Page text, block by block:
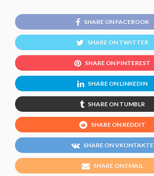
SHARE ON FACEBOOK
SHARE ON TWITTER
SHARE ON PINTEREST
SHARE ON LINKEDIN
SHARE ON TUMBLR
SHARE ON REDDIT
SHARE ON VKONTAKTE
SHARE ON EMAIL